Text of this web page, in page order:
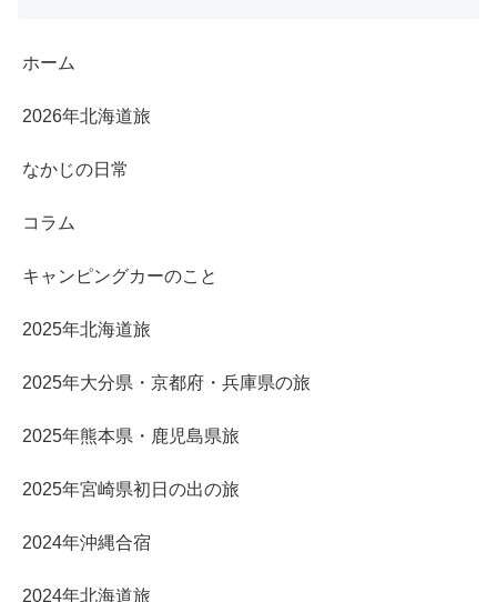
ホーム
2026年北海道旅
なかじの日常
コラム
キャンピングカーのこと
2025年北海道旅
2025年大分県・京都府・兵庫県の旅
2025年熊本県・鹿児島県旅
2025年宮崎県初日の出の旅
2024年沖縄合宿
2024年北海道旅